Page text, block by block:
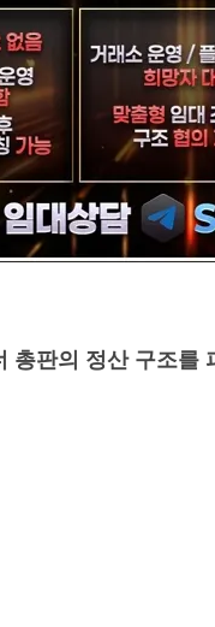
총판의 정산 구조